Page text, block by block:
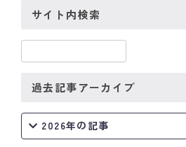
歴代会長・幹事
記念誌
案内
サイト内検索
過去記事アーカイブ
2026年の記事